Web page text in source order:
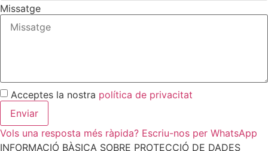
Missatge
Acceptes la nostra política de privacitat
Enviar
Vols una resposta més ràpida? Escriu-nos per WhatsApp
INFORMACIÓ BÀSICA SOBRE PROTECCIÓ DE DADES